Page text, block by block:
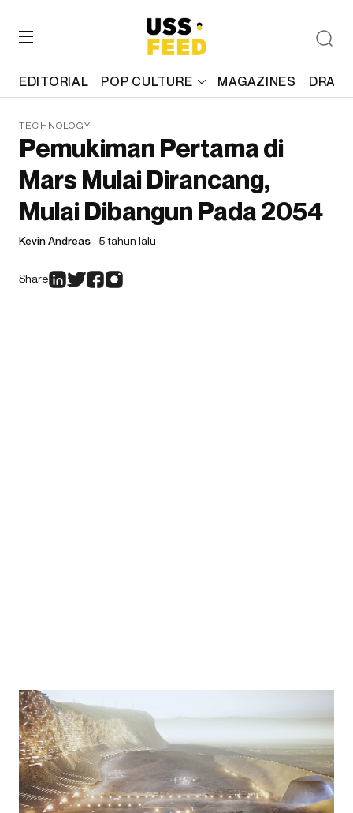
EDITORIAL POP CULTURE MAGAZINES
TECHNOLOGY
Pemukiman Pertama di
Mars Mulai Dirancang,
Mulai Dibangun Pada 2054
Kevin Andreas 5 tahun lalu
Share